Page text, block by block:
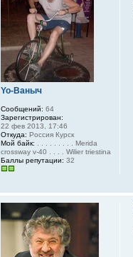
Yo-Ваныч
Сообщений: 64
Зарегистрирован:
22 фев 2013, 17:46
Откуда: Россия Курск
Мой байк: . . . . . . . . . Merida
crossway v-40 . . . . Wilier triestina
Баллы репутации: 32